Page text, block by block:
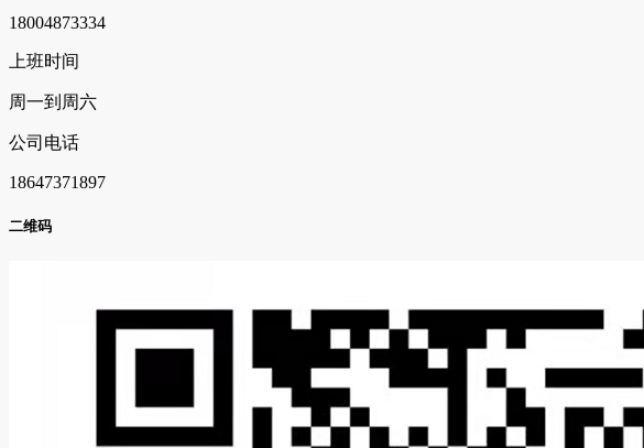
18004873334
上班时间
周一到周六
公司电话
18647371897
二维码